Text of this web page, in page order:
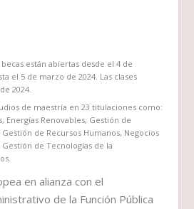
están abiertas desde el 4 de
el 5 de marzo de 2024. Las clases
2024.
de maestría en 23 titulaciones como:
Energías Renovables, Gestión de
de Recursos Humanos, Negocios
de Tecnologías de la
en alianza con el
de la Función Pública